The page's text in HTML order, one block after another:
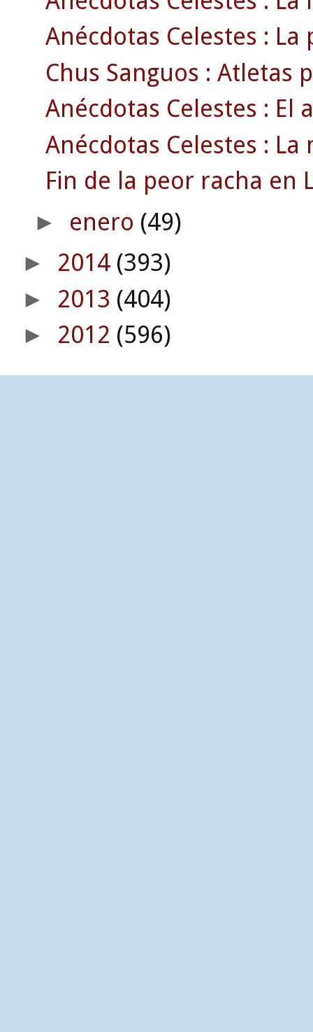
Anécdotas Celestes :
Chus Sanguos : Atletas
Anécdotas Celestes : El
Anécdotas Celestes :
Fin de la peor racha en
► enero (49)
► 2014 (393)
► 2013 (404)
► 2012 (596)